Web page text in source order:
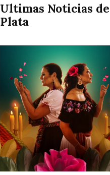
Ultimas Noticias
Plata